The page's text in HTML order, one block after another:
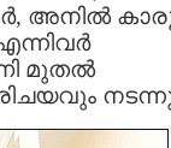
അനില്‍
മുതല്‍